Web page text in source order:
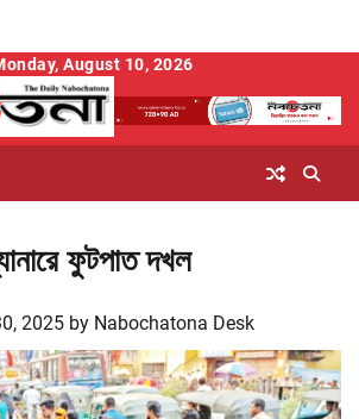
August 10, 2026
ফুটপাত দখল
2025 by Nabochatona Desk